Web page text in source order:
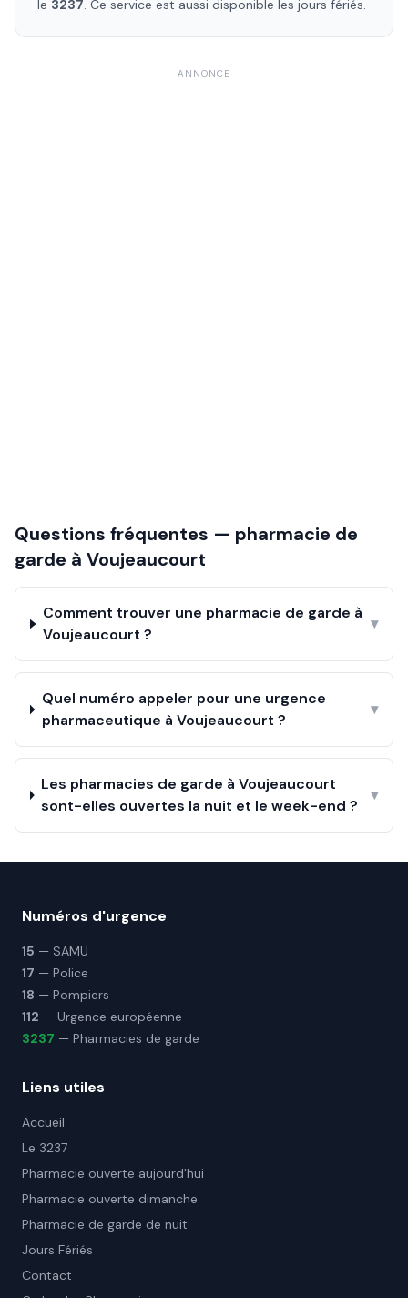
le 3237. Ce service est aussi disponible les jours fériés.
ANNONCE
Questions fréquentes — pharmacie de
garde à Voujeaucourt
Comment trouver une pharmacie de garde à
Voujeaucourt ?
▾
Quel numéro appeler pour une urgence
pharmaceutique à Voujeaucourt ?
▾
Les pharmacies de garde à Voujeaucourt
sont-elles ouvertes la nuit et le week-end ?
▾
Numéros d'urgence
15 — SAMU
17 — Police
18 — Pompiers
112 — Urgence européenne
3237 — Pharmacies de garde
Liens utiles
Accueil
Le 3237
Pharmacie ouverte aujourd'hui
Pharmacie ouverte dimanche
Pharmacie de garde de nuit
Jours Fériés
Contact